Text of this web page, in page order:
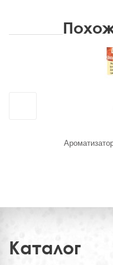
Каталог